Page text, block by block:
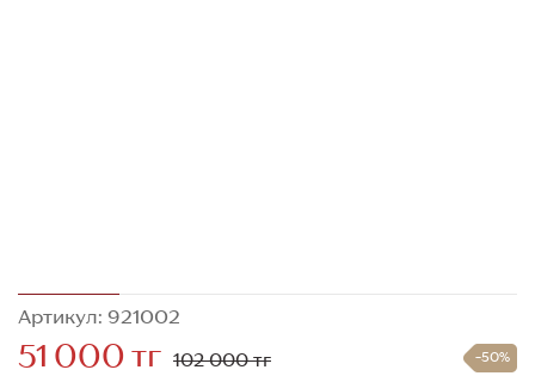
Артикул: 921002
51 000 тг 102 000 тг -50%